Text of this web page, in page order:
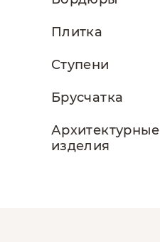
Плитка
Ступени
Брусчатка
Архитектурные
изделия